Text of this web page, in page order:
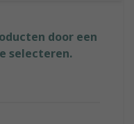
door een
selecteren.